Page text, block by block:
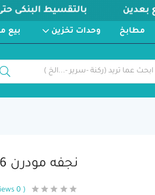
مطابخ وحدات تخزين بيع
نجفه مودرن 6 لمبات -c149
0